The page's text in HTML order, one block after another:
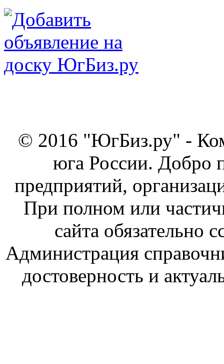
© 2016 "ЮгБиз.ру" -
юга России. Добро
предприятий,
При полном или
сайта обязательно
Администрация
достоверность и